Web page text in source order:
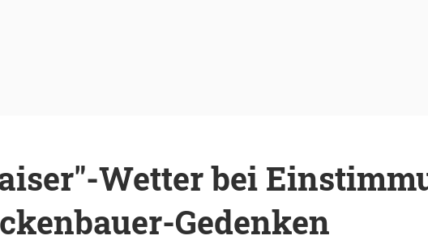
Wetter bei
Gedenken